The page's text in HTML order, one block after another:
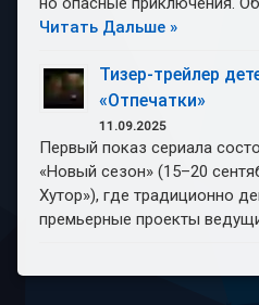
Читать Дальше »
Тизер-трейлер
«Отпечатки»
11.09.2025
Первый показ сериала
«Новый сезон» (15–20
Хутор»), где традиционно
премьерные проекты